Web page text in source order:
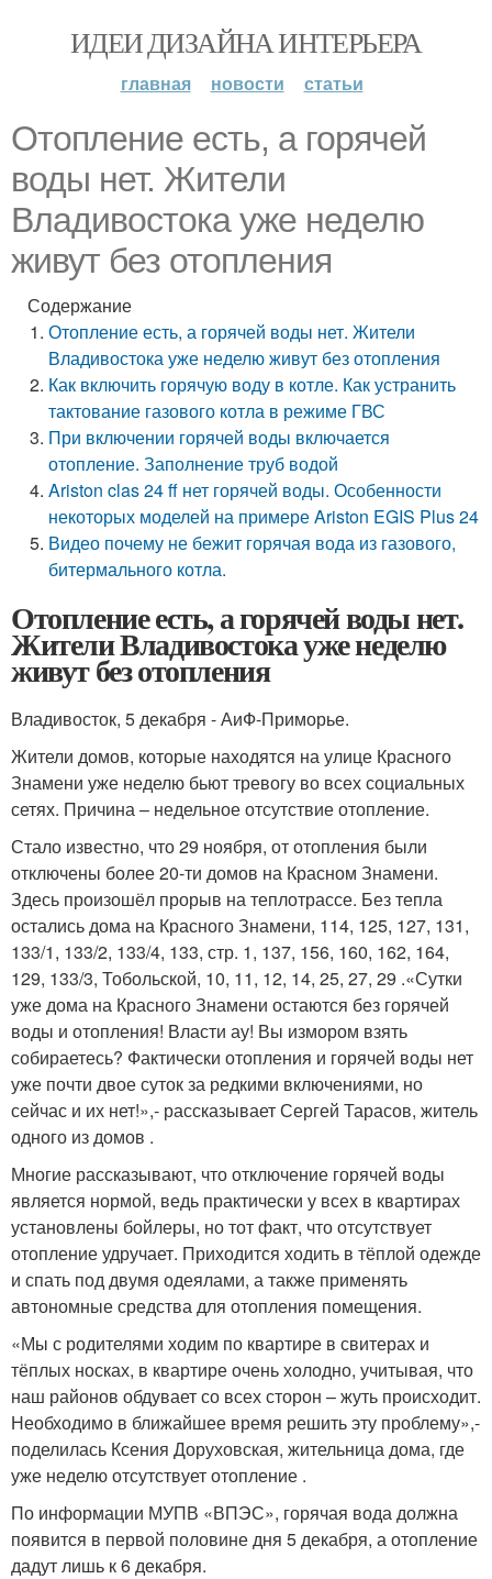
ИДЕИ ДИЗАЙНА ИНТЕРЬЕРА
главная новости статьи
Отопление есть, а горячей
воды нет. Жители
Владивостока уже неделю
живут без отопления
Содержание
Отопление есть, а горячей воды нет. Жители
Владивостока уже неделю живут без отопления
Как включить горячую воду в котле. Как устранить
тактование газового котла в режиме ГВС
При включении горячей воды включается
отопление. Заполнение труб водой
Ariston clas 24 ff нет горячей воды. Особенности
некоторых моделей на примере Ariston EGIS Plus 24
Видео почему не бежит горячая вода из газового,
битермального котла.
Отопление есть, а горячей воды нет.
Жители Владивостока уже неделю
живут без отопления
Владивосток, 5 декабря - АиФ-Приморье.
Жители домов, которые находятся на улице Красного
Знамени уже неделю бьют тревогу во всех социальных
сетях. Причина – недельное отсутствие отопление.
Стало известно, что 29 ноября, от отопления были
отключены более 20-ти домов на Красном Знамени.
Здесь произошёл прорыв на теплотрассе. Без тепла
остались дома на Красного Знамени, 114, 125, 127, 131,
133/1, 133/2, 133/4, 133, стр. 1, 137, 156, 160, 162, 164,
129, 133/3, Тобольской, 10, 11, 12, 14, 25, 27, 29 .«Сутки
уже дома на Красного Знамени остаются без горячей
воды и отопления! Власти ау! Вы измором взять
собираетесь? Фактически отопления и горячей воды нет
уже почти двое суток за редкими включениями, но
сейчас и их нет!»,- рассказывает Сергей Тарасов, житель
одного из домов .
Многие рассказывают, что отключение горячей воды
является нормой, ведь практически у всех в квартирах
установлены бойлеры, но тот факт, что отсутствует
отопление удручает. Приходится ходить в тёплой одежде
и спать под двумя одеялами, а также применять
автономные средства для отопления помещения.
«Мы с родителями ходим по квартире в свитерах и
тёплых носках, в квартире очень холодно, учитывая, что
наш районов обдувает со всех сторон – жуть происходит.
Необходимо в ближайшее время решить эту проблему»,-
поделилась Ксения Доруховская, жительница дома, где
уже неделю отсутствует отопление .
По информации МУПВ «ВПЭС», горячая вода должна
появится в первой половине дня 5 декабря, а отопление
дадут лишь к 6 декабря.